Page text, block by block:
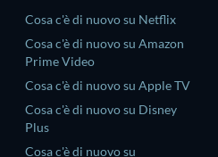
Cosa c'è di nuovo su Netflix
Cosa c'è di nuovo su Amazon
Prime Video
Cosa c'è di nuovo su Apple TV
Cosa c'è di nuovo su Disney
Plus
Cosa c'è di nuovo su